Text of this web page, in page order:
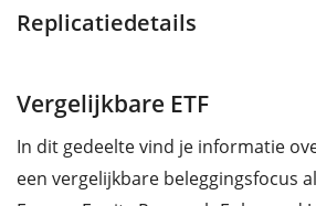
Replicatiedetails
Vergelijkbare ETF
In dit gedeelte vind je informatie
een vergelijkbare beleggingsfocus